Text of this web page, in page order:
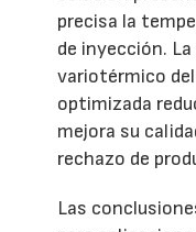
precisa la
de inyección.
variotérmico
optimizada
mejora su
rechazo de
Las